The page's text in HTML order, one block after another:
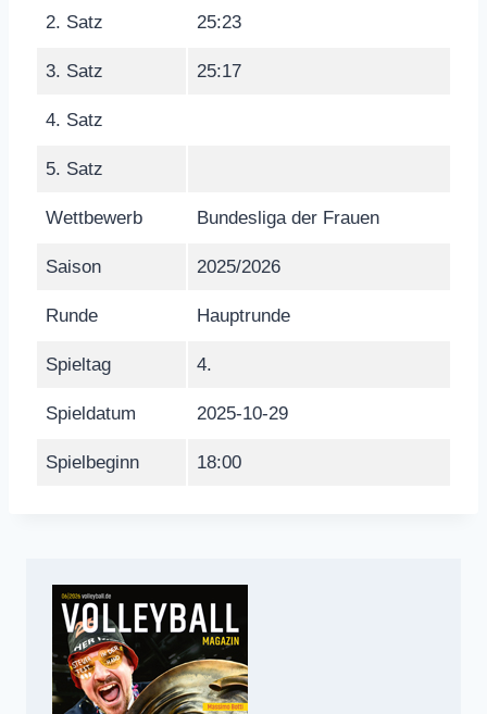
2. Satz 25:23
3. Satz 25:17
4. Satz
5. Satz
Wettbewerb Bundesliga der Frauen
Saison 2025/2026
Runde Hauptrunde
Spieltag 4.
Spieldatum 2025-10-29
Spielbeginn 18:00